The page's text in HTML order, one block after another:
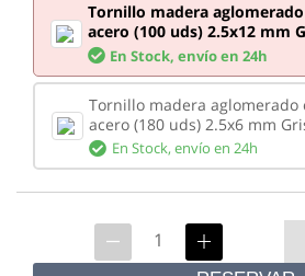
Tornillo madera
acero (100 uds) 2.5x12 mm
En Stock,envío en 24h
Tornillo madera aglomerado
acero (180 uds) 2.5x6 mm
En Stock, envío en 24h